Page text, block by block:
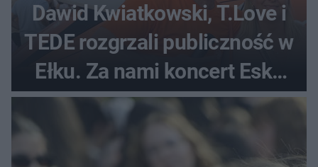
Dawid Kwiatkowski, T.Love i
TEDE rozgrzali publiczność w
Ełku. Za nami koncert Eska
Music Tour [ZDJĘCIA]